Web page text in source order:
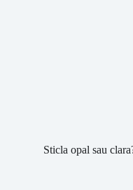
Sticla opal sau